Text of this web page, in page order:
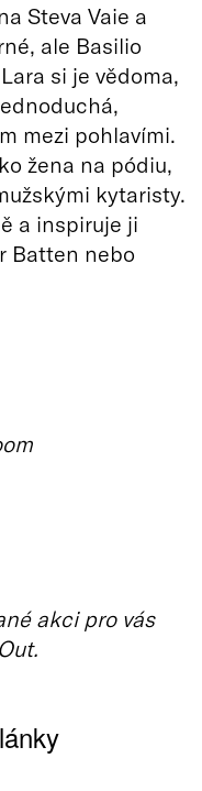
Steva Vaie a
ale Basilio
si je vědoma,
mezi pohlavími.
žena na pódiu,
kytaristy.
a inspiruje ji
Batten nebo
akci pro vás